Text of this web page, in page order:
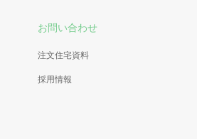
お問い合わせ
注文住宅資料
採用情報